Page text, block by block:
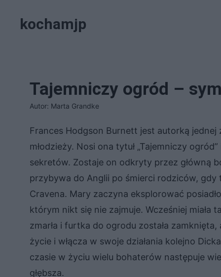
kochamjp
Tajemniczy ogród –
Autor: Marta Grandke
Frances Hodgson Burnett jest autorką
młodzieży. Nosi ona tytuł „Tajemniczy
sekretów. Zostaje on odkryty przez główną
przybywa do Anglii po śmierci rodziców,
Cravena. Mary zaczyna eksplorować
którym nikt się nie zajmuje. Wcześniej
zmarła i furtka do ogrodu została
życie i włącza w swoje działania kolejno
czasie w życiu wielu bohaterów następuje
głębsza.